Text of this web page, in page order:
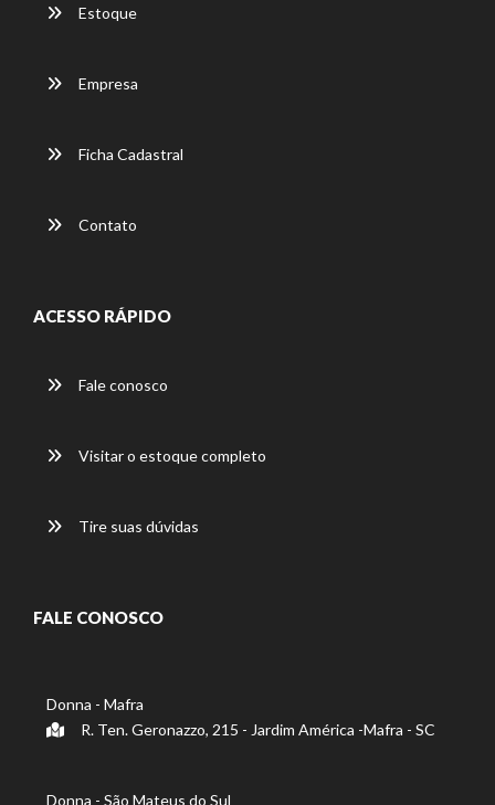
Estoque
Empresa
Ficha Cadastral
Contato
ACESSO RÁPIDO
Fale conosco
Visitar o estoque completo
Tire suas dúvidas
FALE CONOSCO
R. Ten. Geronazzo, 215 - Jardim América -Mafra - SC
Donna - Mafra
Donna - São Mateus do Sul